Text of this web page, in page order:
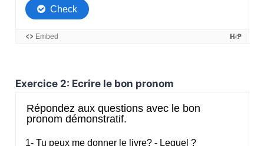
Exercice 2: Ecrire le bon pronom